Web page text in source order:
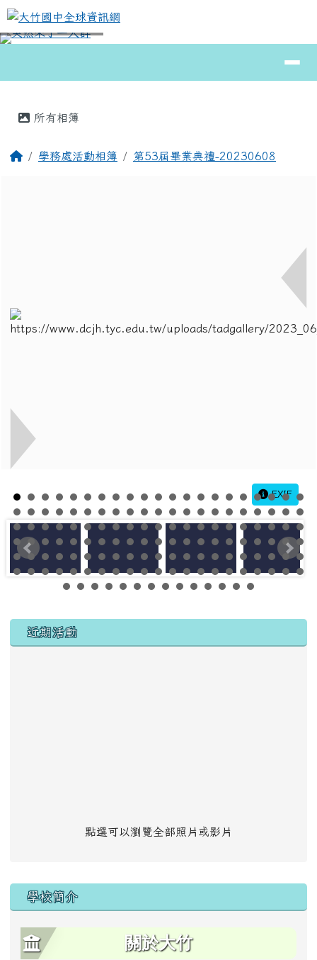
跳至主內容區
大竹國中全球資訊網
⏸
所有相簿
回首頁學務處活動相簿 第53屆畢業典禮-20230608
EXIF
左邊區域內容
近期活動
點選可以瀏覽全部照片或影片
學校簡介
關於大竹